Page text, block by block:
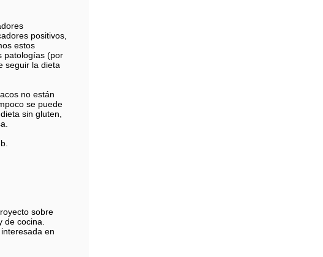
positivos,
estos
patologías (por
seguir la dieta
no están
se puede
sin gluten,
sobre
cocina.
en